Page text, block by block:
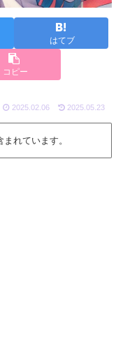
はてブ
コピー
2025.02.06 2025.05.23
れています。